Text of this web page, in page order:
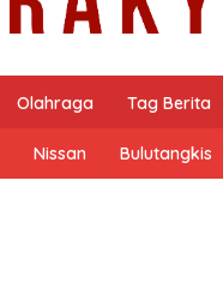
Olahraga Tag Berita
Nissan Bulutangkis